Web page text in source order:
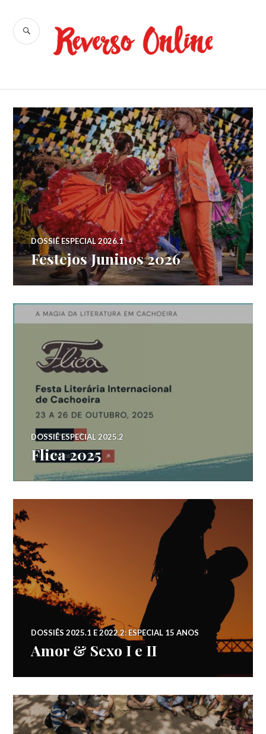
para
conteúdo
Reverso
BUSCA
DOSSIÊ ESPECIAL 2026.1
Festejos Juninos 2026
DOSSIÊ ESPECIAL 2025.2
Flica 2025
DOSSIÊS 2025.1 E 2022.2: ESPECIAL 15 ANOS
Amor & Sexo I e II